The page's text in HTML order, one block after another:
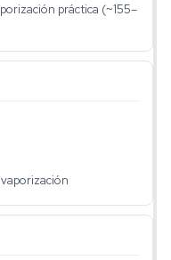
práctica (~155–